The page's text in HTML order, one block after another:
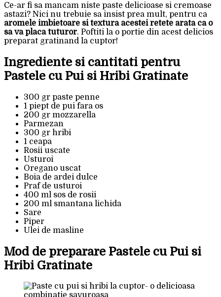
Ce-ar fi sa mancam niste paste delicioase si cremoase
astazi? Nici nu trebuie sa insist prea mult, pentru ca
aromele imbietoare si textura acestei retete arata ca o
sa va placa tuturor. Poftiti la o portie din acest delicios
preparat gratinand la cuptor!
Ingrediente si cantitati pentru
Pastele cu Pui si Hribi Gratinate
300 gr paste penne
1 piept de pui fara os
200 gr mozzarella
Parmezan
300 gr hribi
1 ceapa
Rosii uscate
Usturoi
Oregano uscat
Boia de ardei dulce
Praf de usturoi
400 ml sos de rosii
200 ml smantana lichida
Sare
Piper
Ulei de masline
Mod de preparare Pastele cu Pui si
Hribi Gratinate